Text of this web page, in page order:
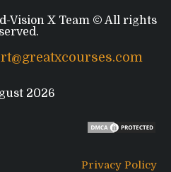
Vision X Team © All rights
2026
Privacy Policy